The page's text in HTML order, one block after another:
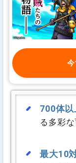
700体
る多彩な
最大10